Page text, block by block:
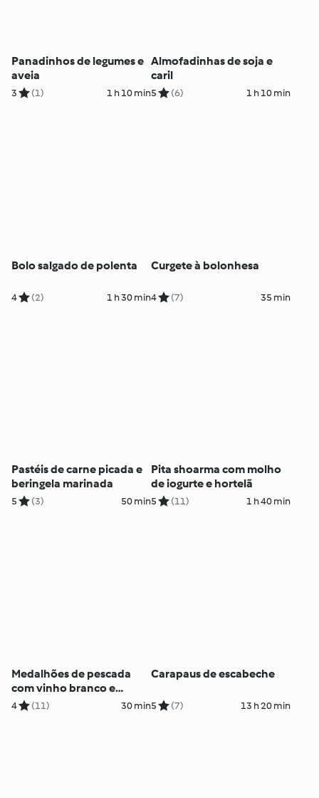
Panadinhos de legumes e
aveia
3 (1) 1 h 10 min
Almofadinhas de soja e
caril
5 (6) 1 h 10 min
Bolo salgado de polenta
4 (2) 1 h 30 min
Curgete à bolonhesa
4 (7) 35 min
Pastéis de carne picada e
beringela marinada
5 (3) 50 min
Pita shoarma com molho
de iogurte e hortelã
5 (11) 1 h 40 min
Medalhões de pescada
com vinho branco e
berbigão
4 (11) 30 min
Carapaus de escabeche
5 (7) 13 h 20 min